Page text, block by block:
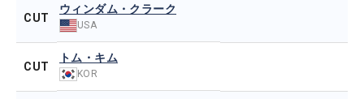
CUT
ウィンダム・クラーク
USA
CUT
トム・キム
KOR